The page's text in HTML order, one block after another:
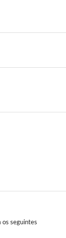
seguintes